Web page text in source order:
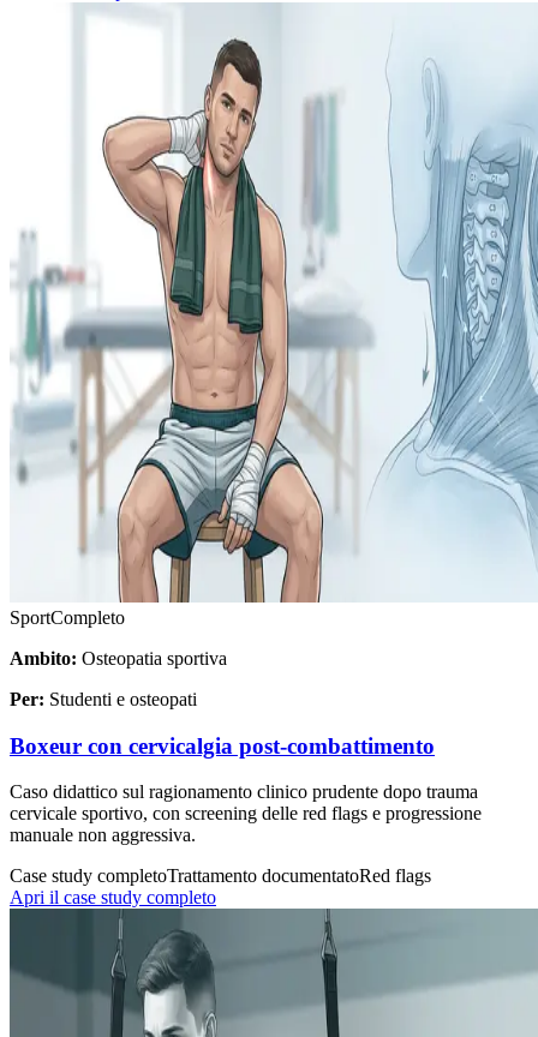
SportCompleto
Ambito: Osteopatia sportiva
Per: Studenti e osteopati
Boxeur con cervicalgia post-combattimento
Caso didattico sul ragionamento clinico prudente dopo trauma
cervicale sportivo, con screening delle red flags e progressione
manuale non aggressiva.
Case study completoTrattamento documentatoRed flags
Apri il case study completo